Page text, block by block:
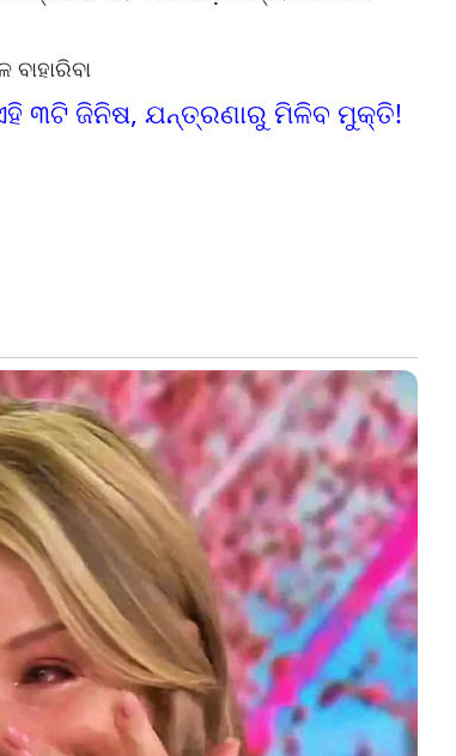
୩ଟି ଜିନିଷ, ଯନ୍ତ୍ରଣାରୁ ମିଳିବ ମୁକ୍ତି!